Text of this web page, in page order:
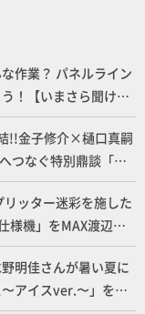
作業？ パネルライン
！【いまさら聞けな
パネルライン】
!!金子修介×樋口真嗣
つなぐ特別鼎談「ガ
」
ッター迷彩を施した
様機」をMAX渡辺が
明佳さんが暑い夏に
アイスver.〜」を製